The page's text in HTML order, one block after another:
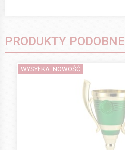
PRODUKTY PODOBNE
WYSYŁKA: NOWOŚĆ